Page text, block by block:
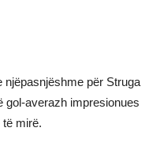
njëpasnjëshme për Struga
gol-averazh impresionues
të mirë.